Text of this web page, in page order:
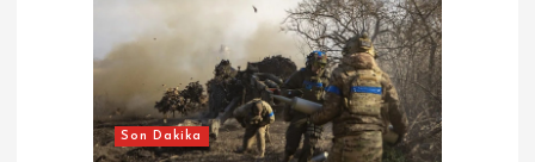
Son Dakika